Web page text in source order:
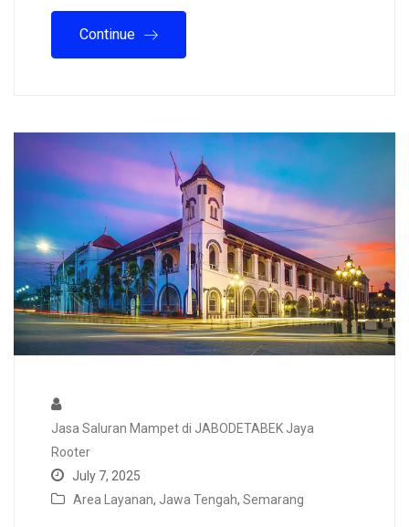
Continue
Jasa Saluran Mampet di JABODETABEK Jaya
Rooter
July 7, 2025
Area Layanan, Jawa Tengah, Semarang